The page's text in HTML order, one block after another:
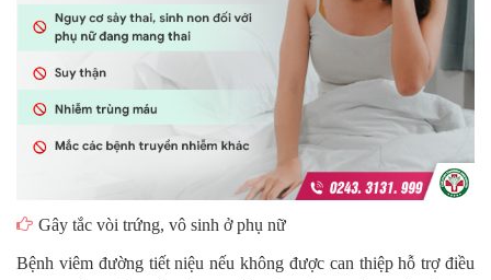
Gây tắc vòi trứng, vô sinh ở phụ nữ
Bệnh viêm đường tiết niệu nếu không được can thiệp hỗ trợ điều